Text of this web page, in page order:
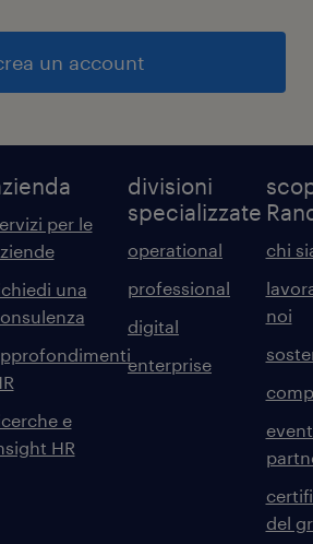
un account
per le
una
e
HR
divisioni
specializzate
operational
professional
digital
enterprise
chi
noi
del